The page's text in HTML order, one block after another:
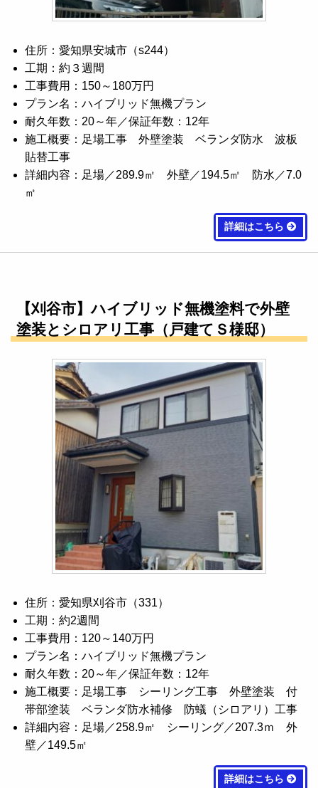
住所：愛知県安城市（s244）
工期：約３週間
工事費用：150～180万円
プラン名：ハイブリッド無機プラン
耐久年数：20～年／保証年数：12年
施工概要：足場工事 外壁塗装 ベランダ防水 波板
貼替工事
詳細内容：足場／289.9㎡ 外壁／194.5㎡ 防水／7.0
㎡
詳細はこちら
【刈谷市】ハイブリッド無機塗料で外壁
塗装とシロアリ工事（戸建てＳ様邸）
住所：愛知県刈谷市（331）
工期：約2週間
工事費用：120～140万円
プラン名：ハイブリッド無機プラン
耐久年数：20～年／保証年数：12年
施工概要：足場工事 シーリング工事 外壁塗装 付
帯部塗装 ベランダ防水補修 防蟻（シロアリ）工事
詳細内容：足場／258.9㎡ シーリング／207.3ｍ 外
壁／149.5㎡
詳細はこちら